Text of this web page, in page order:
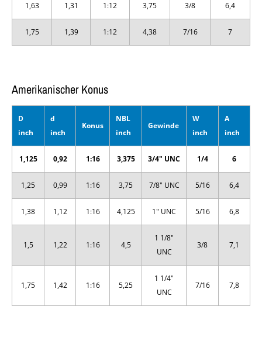
1,63 1,31 1:12 3,75 3/8 6,4
1,75 1,39 1:12 4,38 7/16 7
Amerikanischer Konus
D
inch
d
inch
Konus
NBL
inch
Gewinde
W
inch
A
inch
1,125 0,92 1:16 3,375 3/4" UNC 1/4 6
1,25 0,99 1:16 3,75 7/8" UNC 5/16 6,4
1,38 1,12 1:16 4,125 1" UNC 5/16 6,8
1,5 1,22 1:16 4,5
1 1/8"
UNC
3/8 7,1
1,75 1,42 1:16 5,25
1 1/4"
UNC
7/16 7,8